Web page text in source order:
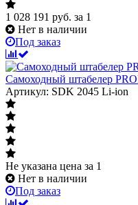
1 028 191 руб. за 1
Нет в наличии
Под заказ
Самоходный штабелер
Артикул: SDK 2045 Li-ion
Не указана цена за 1
Нет в наличии
Под заказ